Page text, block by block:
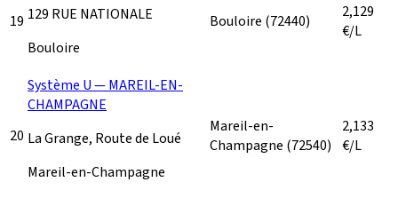
19 129 RUE NATIONALE
Bouloire
Bouloire (72440)
2,129
€/L
20
Système U — MAREIL-EN-
CHAMPAGNE
La Grange, Route de Loué
Mareil-en-Champagne
Mareil-en-
Champagne (72540)
2,133
€/L